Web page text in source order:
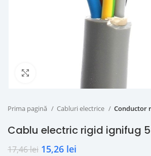
Click to enlarge
Prima pagină Cabluri electrice Conductor
Cablu electric rigid ignifug
17,46lei 15,26 lei